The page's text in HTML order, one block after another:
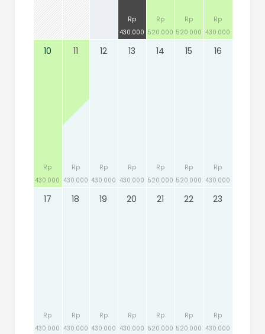
Rp
430.000
Rp
520.000
Rp
520.000
Rp
430.000
10
Rp
430.000
11
Rp
430.000
12
Rp
430.000
13
Rp
430.000
14
Rp
520.000
15
Rp
520.000
16
Rp
430.000
17
Rp
430.000
18
Rp
430.000
19
Rp
430.000
20
Rp
430.000
21
Rp
520.000
22
Rp
520.000
23
Rp
430.000